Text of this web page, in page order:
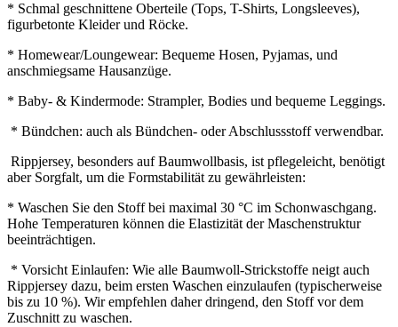
* Schmal geschnittene Oberteile (Tops, T-Shirts, Longsleeves),
figurbetonte Kleider und Röcke.
* Homewear/Loungewear: Bequeme Hosen, Pyjamas, und
anschmiegsame Hausanzüge.
* Baby- & Kindermode: Strampler, Bodies und bequeme Leggings.
* Bündchen: auch als Bündchen- oder Abschlussstoff verwendbar.
Rippjersey, besonders auf Baumwollbasis, ist pflegeleicht, benötigt
aber Sorgfalt, um die Formstabilität zu gewährleisten:
* Waschen Sie den Stoff bei maximal 30 °C im Schonwaschgang.
Hohe Temperaturen können die Elastizität der Maschenstruktur
beeinträchtigen.
* Vorsicht Einlaufen: Wie alle Baumwoll-Strickstoffe neigt auch
Rippjersey dazu, beim ersten Waschen einzulaufen (typischerweise
bis zu 10 %). Wir empfehlen daher dringend, den Stoff vor dem
Zuschnitt zu waschen.